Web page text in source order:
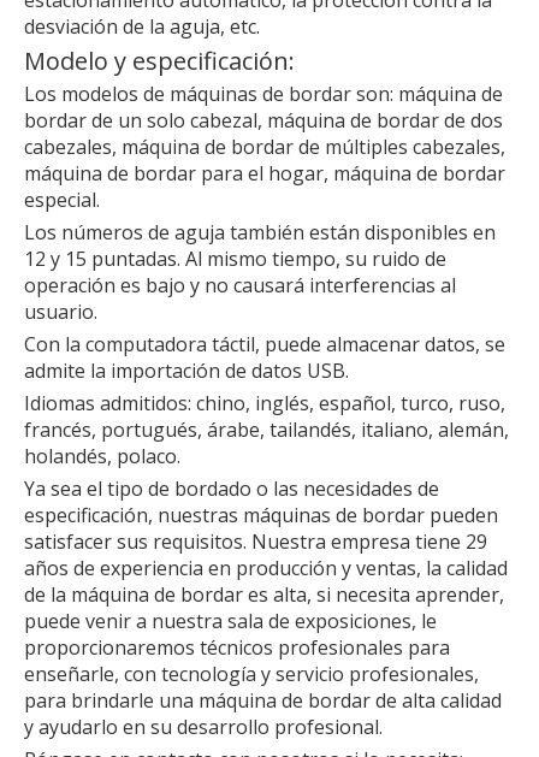
desviación de la aguja, etc.
Modelo y especificación:
Los modelos de máquinas de bordar son: máquina de
bordar de un solo cabezal, máquina de bordar de dos
cabezales, máquina de bordar de múltiples cabezales,
máquina de bordar para el hogar, máquina de bordar
especial.
Los números de aguja también están disponibles en
12 y 15 puntadas. Al mismo tiempo, su ruido de
operación es bajo y no causará interferencias al
usuario.
Con la computadora táctil, puede almacenar datos, se
admite la importación de datos USB.
Idiomas admitidos: chino, inglés, español, turco, ruso,
francés, portugués, árabe, tailandés, italiano, alemán,
holandés, polaco.
Ya sea el tipo de bordado o las necesidades de
especificación, nuestras máquinas de bordar pueden
satisfacer sus requisitos. Nuestra empresa tiene 29
años de experiencia en producción y ventas, la calidad
de la máquina de bordar es alta, si necesita aprender,
puede venir a nuestra sala de exposiciones, le
proporcionaremos técnicos profesionales para
enseñarle, con tecnología y servicio profesionales,
para brindarle una máquina de bordar de alta calidad
y ayudarlo en su desarrollo profesional.